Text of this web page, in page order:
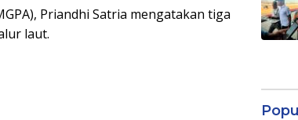
Priandhi Satria mengatakan tiga
laut.